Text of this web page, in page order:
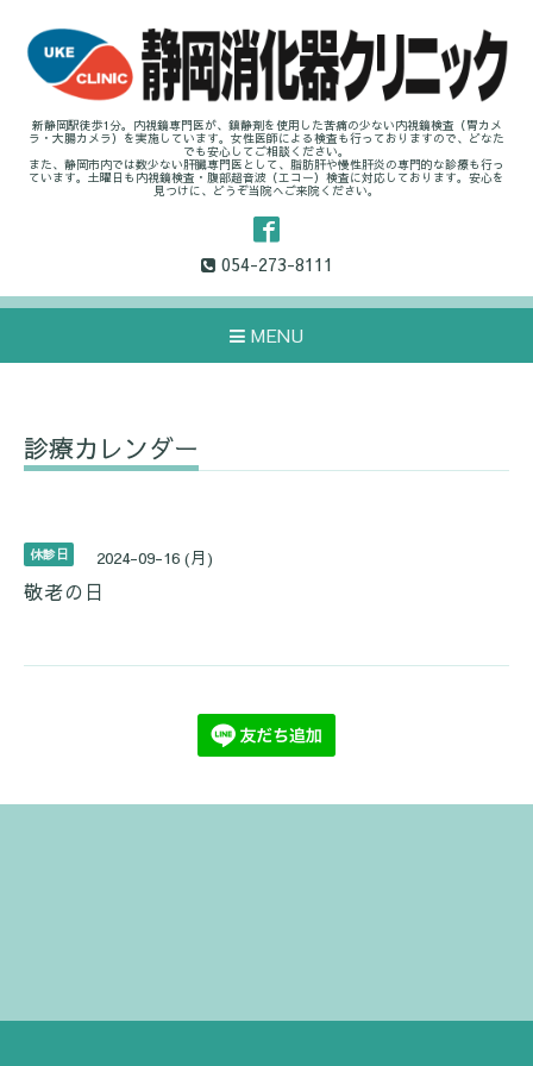
新静岡駅徒歩1分。内視鏡専門医が、鎮静剤を使用した苦痛の少ない内視鏡検査（胃カメ
ラ・大腸カメラ）を実施しています。女性医師による検査も行っておりますので、どなた
でも安心してご相談ください。
また、静岡市内では数少ない肝臓専門医として、脂肪肝や慢性肝炎の専門的な診療も行っ
ています。土曜日も内視鏡検査・腹部超音波（エコー）検査に対応しております。安心を
見つけに、どうぞ当院へご来院ください。
054-273-8111
MENU
診療カレンダー
休診日 2024-09-16 (月)
敬老の日